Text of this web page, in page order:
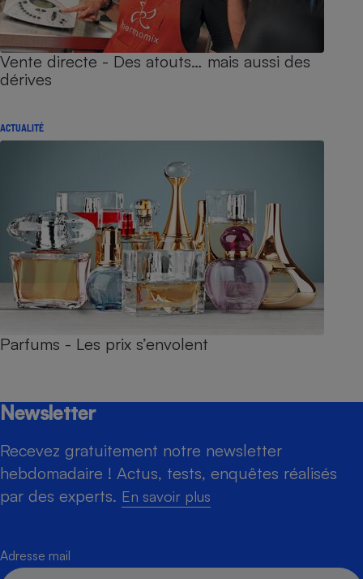
Vente directe - Des atouts… mais aussi des
dérives
ACTUALITÉ
Parfums - Les prix s’envolent
Newsletter
Recevez gratuitement notre newsletter
hebdomadaire ! Actus, tests, enquêtes réalisés
par des experts. En savoir plus
Adresse mail